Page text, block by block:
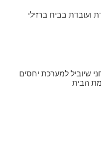
ועובדת בביח ברזילי
שיוביל למערכת יחסים
הבית